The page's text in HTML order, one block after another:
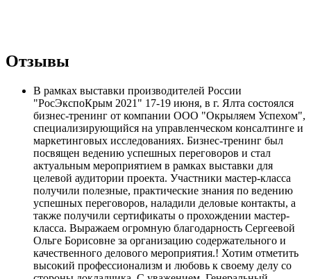
Отзывы
В рамках выставки производителей России
"РосЭкспоКрым 2021" 17-19 июня, в г. Ялта состоялся
бизнес-тренинг от компании ООО "Окрыляем Успехом",
специализирующийся на управленческом консалтинге и
маркетинговых исследованиях. Бизнес-тренинг был
посвящен ведению успешных переговоров и стал
актуальным мероприятием в рамках выставки для
целевой аудитории проекта. Участники мастер-класса
получили полезные, практические знания по ведению
успешных переговоров, наладили деловые контакты, а
также получили сертификаты о прохождении мастер-
класса. Выражаем огромную благодарность Сергеевой
Ольге Борисовне за организацию содержательного и
качественного делового мероприятия.! Хотим отметить
высокий профессионализм и любовь к своему делу со